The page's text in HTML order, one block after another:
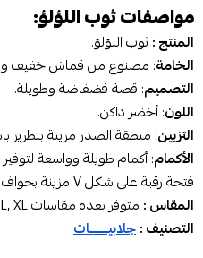
مواصفات ثوب اللؤلؤ:
المنتج :ثوب اللؤلؤ.
الخامة: مصنوع من قماش خفيف
التصميم: قصة فضفاضة وطويلة.
اللون: أخضر داكن.
التزيين: منطقة الصدر مزينة بتطريز
الأكمام: أكمام طويلة وواسعة لتوفير
فتحة رقبة على شكل V مزينة بحواف مطرزة.
المقاس : متوفر بعدة مقاسات S, M, L, XL.
التصنيف :جلابيـــــــات.